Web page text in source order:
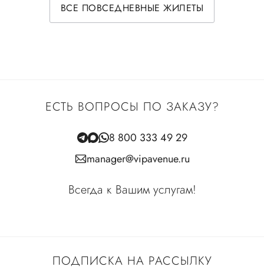
ВСЕ ПОВСЕДНЕВНЫЕ ЖИЛЕТЫ
ПОДПИСКА НА РАССЫЛКУ
ЕСТЬ ВОПРОСЫ ПО ЗАКАЗУ?
8 800 333 49 29
manager@vipavenue.ru
Всегда к Вашим услугам!